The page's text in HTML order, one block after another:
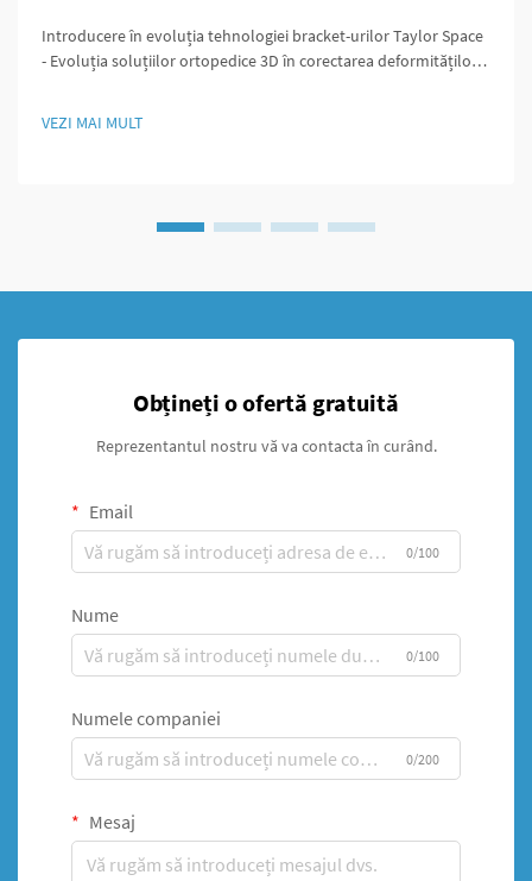
Introducere în evoluția tehnologiei bracket-urilor Taylor Space
- Evoluția soluțiilor ortopedice 3D în corectarea deformităților
asupra rezultatelor. În acele vremuri...
VEZI MAI MULT
Obțineți o ofertă gratuită
Reprezentantul nostru vă va contacta în curând.
Email
0/100
Nume
0/100
Numele companiei
0/200
Mesaj